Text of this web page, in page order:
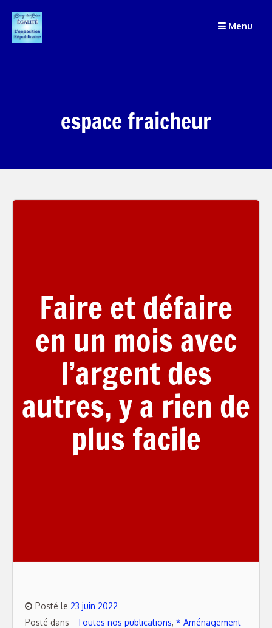
contenu
Menu
espace fraicheur
Faire et défaire
en un mois avec
l’argent des
autres, y a rien de
plus facile
Posté le 23 juin 2022
Posté dans - Toutes nos publications, * Aménagement